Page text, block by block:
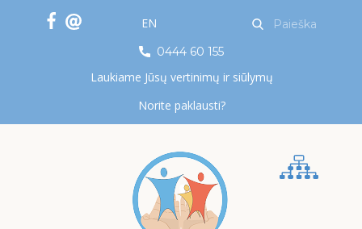
0444 60 155
Laukiame Jūsų vertinimų ir siūlymų
Norite paklausti?
EN